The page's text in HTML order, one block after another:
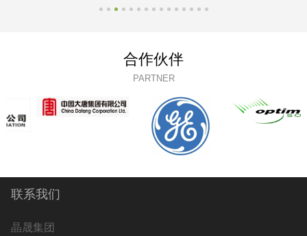
合作伙伴
PARTNER
联系我们
晶晟集团